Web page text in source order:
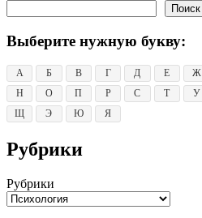
Поиск
Выберите нужную букву:
А Б В Г Д Е Ж
Н
О П Р С Т У
Щ
Э Ю Я
Рубрики
Рубрики